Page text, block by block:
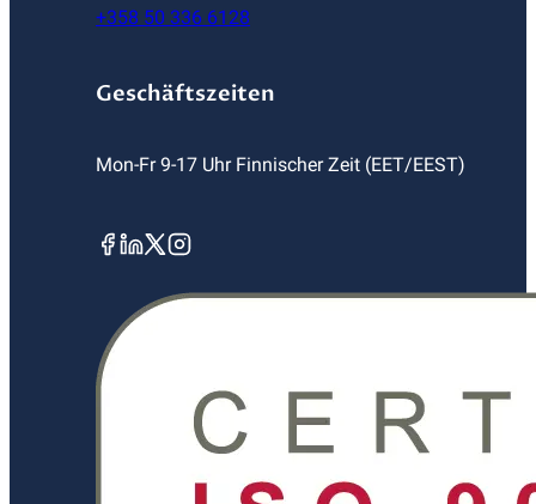
+358 50 336 6128
Geschäftszeiten
Mon-Fr 9-17 Uhr Finnischer Zeit (EET/EEST)